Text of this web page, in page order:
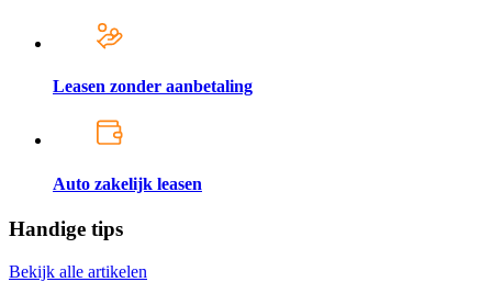
Leasen zonder aanbetaling
Auto zakelijk leasen
Handige tips
Bekijk alle artikelen